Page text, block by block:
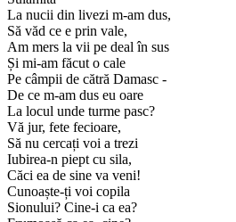
La nucii din livezi m-am dus,
Să văd ce e prin vale,
Am mers la vii pe deal în sus
Și mi-am făcut o cale
Pe câmpii de cătră Damasc -
De ce m-am dus eu oare
La locul unde turme pasc?
Vă jur, fete fecioare,
Să nu cercați voi a trezi
Iubirea-n piept cu sila,
Căci ea de sine va veni!
Cunoaște-ți voi copila
Sionului? Cine-i ca ea?